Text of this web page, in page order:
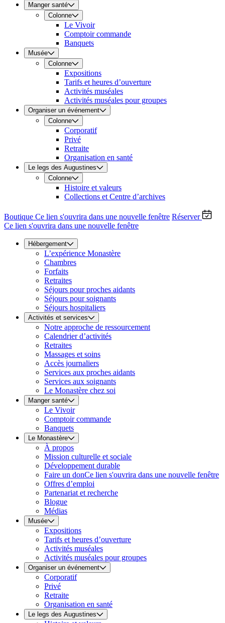
Manger santé
Colonne
Le Vivoir
Comptoir commande
Banquets
Musée
Colonne
Expositions
Tarifs et heures d’ouverture
Activités muséales
Activités muséales pour groupes
Organiser un événement
Colonne
Corporatif
Privé
Retraite
Organisation en santé
Le legs des Augustines
Colonne
Histoire et valeurs
Collections et Centre d’archives
Boutique Ce lien s'ouvrira dans une nouvelle fenêtre Réserver
Ce lien s'ouvrira dans une nouvelle fenêtre
Hébergement
L’expérience Monastère
Chambres
Forfaits
Retraites
Séjours pour proches aidants
Séjours pour soignants
Séjours hospitaliers
Activités et services
Notre approche de ressourcement
Calendrier d’activités
Retraites
Massages et soins
Accès journaliers
Services aux proches aidants
Services aux soignants
Le Monastère chez soi
Manger santé
Le Vivoir
Comptoir commande
Banquets
Le Monastère
À propos
Mission culturelle et sociale
Développement durable
Faire un donCe lien s'ouvrira dans une nouvelle fenêtre
Offres d’emploi
Partenariat et recherche
Blogue
Médias
Musée
Expositions
Tarifs et heures d’ouverture
Activités muséales
Activités muséales pour groupes
Organiser un événement
Corporatif
Privé
Retraite
Organisation en santé
Le legs des Augustines